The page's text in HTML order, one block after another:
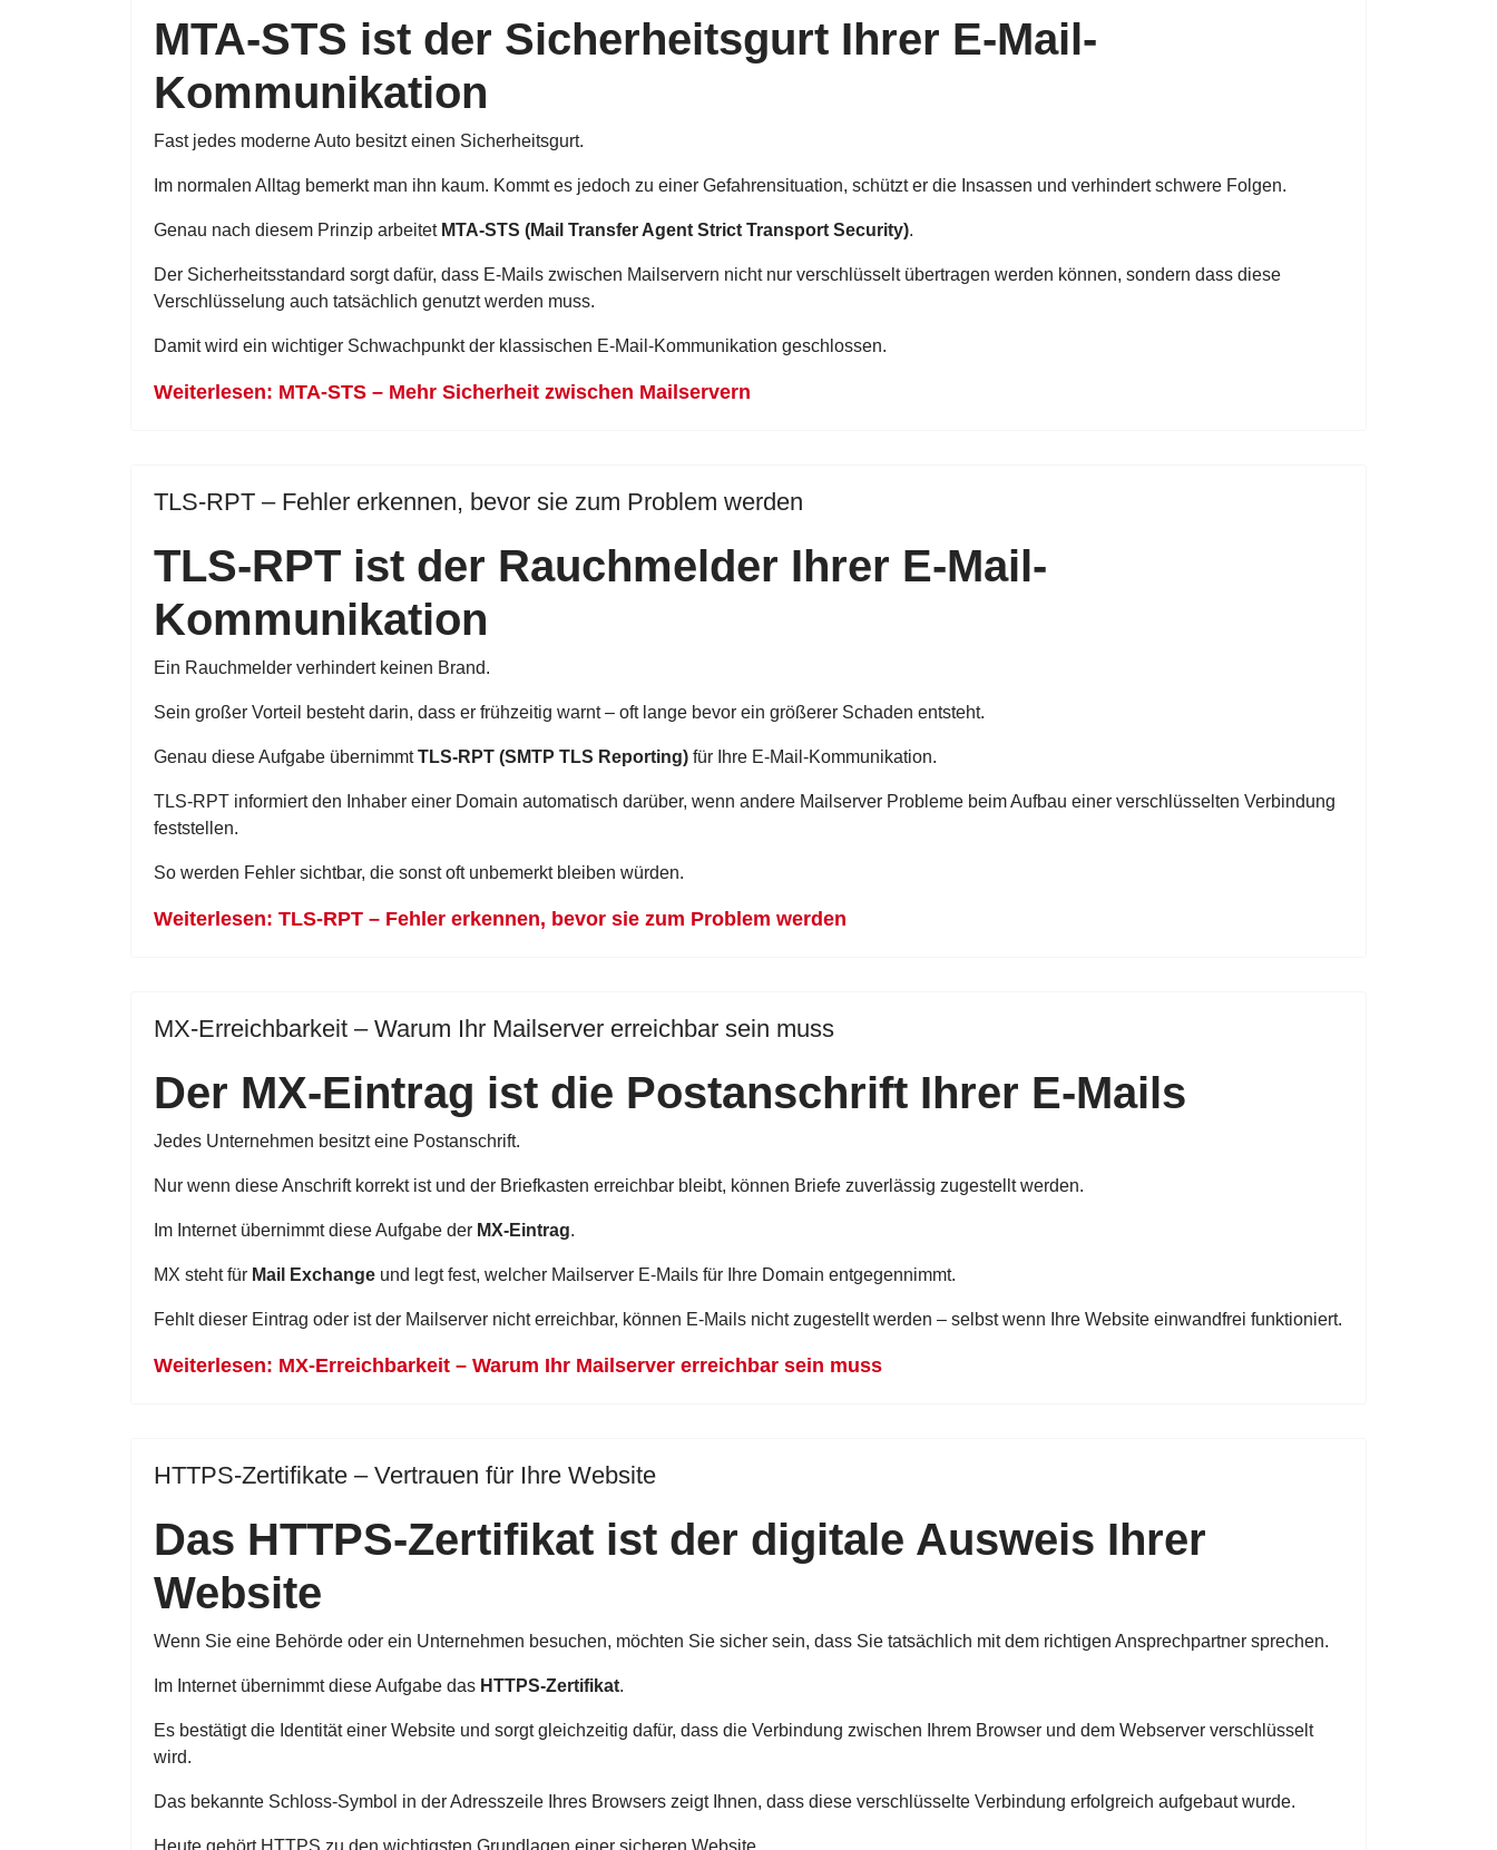
MTA-STS ist der Sicherheitsgurt Ihrer E-Mail-
Kommunikation
Fast jedes moderne Auto besitzt einen Sicherheitsgurt.
Im normalen Alltag bemerkt man ihn kaum. Kommt es jedoch zu einer Gefahrensituation, schützt er die Insassen und verhindert schwere Folgen.
Genau nach diesem Prinzip arbeitet MTA-STS (Mail Transfer Agent Strict Transport Security).
Der Sicherheitsstandard sorgt dafür, dass E-Mails zwischen Mailservern nicht nur verschlüsselt übertragen werden können, sondern dass diese
Verschlüsselung auch tatsächlich genutzt werden muss.
Damit wird ein wichtiger Schwachpunkt der klassischen E-Mail-Kommunikation geschlossen.
Weiterlesen: MTA-STS – Mehr Sicherheit zwischen Mailservern
TLS-RPT – Fehler erkennen, bevor sie zum Problem werden
TLS-RPT ist der Rauchmelder Ihrer E-Mail-
Kommunikation
Ein Rauchmelder verhindert keinen Brand.
Sein großer Vorteil besteht darin, dass er frühzeitig warnt – oft lange bevor ein größerer Schaden entsteht.
Genau diese Aufgabe übernimmtTLS-RPT (SMTP TLS Reporting) für Ihre E-Mail-Kommunikation.
TLS-RPT informiert den Inhaber einer Domain automatisch darüber, wenn andere Mailserver Probleme beim Aufbau einer verschlüsselten Verbindung
feststellen.
So werden Fehler sichtbar, die sonst oft unbemerkt bleiben würden.
Weiterlesen: TLS-RPT – Fehler erkennen, bevor sie zum Problem werden
MX-Erreichbarkeit – Warum Ihr Mailserver erreichbar sein muss
Der MX-Eintrag ist die Postanschrift Ihrer E-Mails
Jedes Unternehmen besitzt eine Postanschrift.
Nur wenn diese Anschrift korrekt ist und der Briefkasten erreichbar bleibt, können Briefe zuverlässig zugestellt werden.
Im Internet übernimmt diese Aufgabe der MX-Eintrag.
MX steht für Mail Exchange und legt fest, welcher Mailserver E-Mails für Ihre Domain entgegennimmt.
Fehlt dieser Eintrag oder ist der Mailserver nicht erreichbar, können E-Mails nicht zugestellt werden – selbst wenn Ihre Website einwandfrei funktioniert.
Weiterlesen: MX-Erreichbarkeit – Warum Ihr Mailserver erreichbar sein muss
HTTPS-Zertifikate – Vertrauen für Ihre Website
Das HTTPS-Zertifikat ist der digitale Ausweis Ihrer
Website
Wenn Sie eine Behörde oder ein Unternehmen besuchen, möchten Sie sicher sein, dass Sie tatsächlich mit dem richtigen Ansprechpartner sprechen.
Im Internet übernimmt diese Aufgabe das HTTPS-Zertifikat.
Es bestätigt die Identität einer Website und sorgt gleichzeitig dafür, dass die Verbindung zwischen Ihrem Browser und dem Webserver verschlüsselt
wird.
Das bekannte Schloss-Symbol in der Adresszeile Ihres Browsers zeigt Ihnen, dass diese verschlüsselte Verbindung erfolgreich aufgebaut wurde.
Heute gehört HTTPS zu den wichtigsten Grundlagen einer sicheren Website.